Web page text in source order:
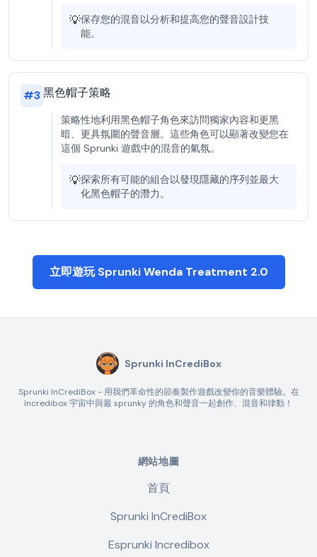
💡保存您的混音以分析和提高您的聲音設計技
能。
#3黑色帽子策略
策略性地利用黑色帽子角色來訪問獨家內容和更黑
暗、更具氛圍的聲音層。這些角色可以顯著改變您在
這個 Sprunki 遊戲中的混音的氣氛。
💡探索所有可能的組合以發現隱藏的序列並最大
化黑色帽子的潛力。
立即遊玩 Sprunki Wenda Treatment 2.0
Sprunki InCrediBox
Sprunki InCrediBox - 用我們革命性的節奏製作遊戲改變你的音樂體驗。在
Incredibox 宇宙中與最 sprunky 的角色和聲音一起創作、混音和律動！
網站地圖
首頁
Sprunki InCrediBox
Esprunki Incredibox